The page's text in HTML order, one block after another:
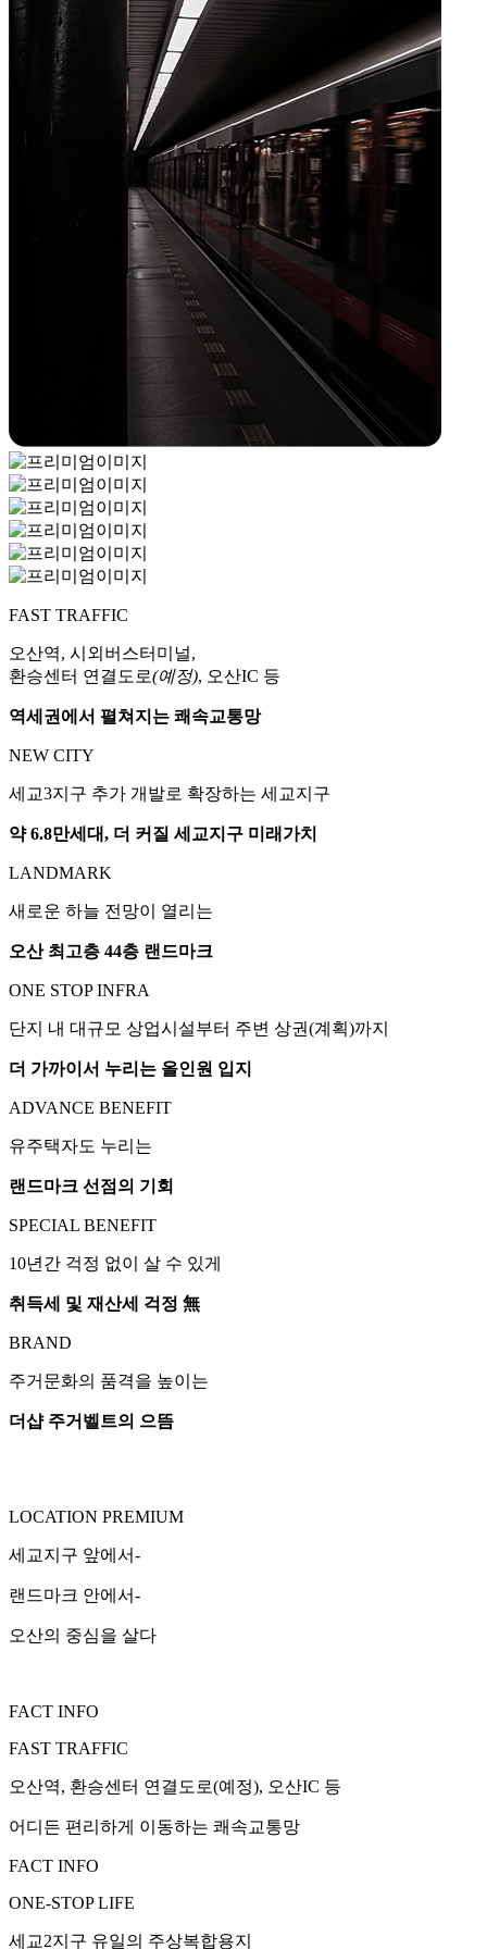
FAST TRAFFIC
오산역, 시외버스터미널,
환승센터 연결도로(예정), 오산IC 등
역세권에서 펼쳐지는 쾌속교통망
NEW CITY
세교3지구 추가 개발로 확장하는 세교지구
약 6.8만세대, 더 커질 세교지구 미래가치
LANDMARK
새로운 하늘 전망이 열리는
오산 최고층 44층 랜드마크
ONE STOP INFRA
단지 내 대규모 상업시설부터 주변 상권(계획)까지
더 가까이서 누리는 올인원 입지
ADVANCE BENEFIT
유주택자도 누리는
랜드마크 선점의 기회
SPECIAL BENEFIT
10년간 걱정 없이 살 수 있게
취득세 및 재산세 걱정 無
BRAND
주거문화의 품격을 높이는
더샵 주거벨트의 으뜸
LOCATION PREMIUM
세교지구 앞에서-
랜드마크 안에서-
오산의 중심을 살다
FACT INFO
FAST TRAFFIC
오산역, 환승센터 연결도로(예정), 오산IC 등
어디든 편리하게 이동하는 쾌속교통망
FACT INFO
ONE-STOP LIFE
세교2지구 유일의 주상복합용지